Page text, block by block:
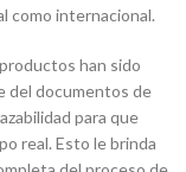
como internacional.
han sido
del documentos de
para que
real. Esto le brinda